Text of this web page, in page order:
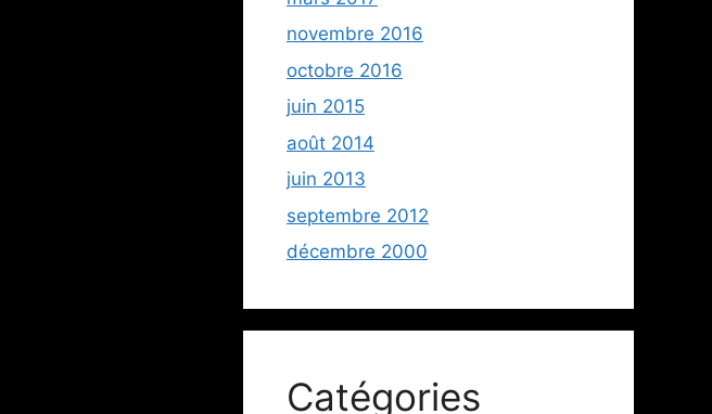
novembre 2016
octobre 2016
juin 2015
août 2014
juin 2013
septembre 2012
décembre 2000
Catégories